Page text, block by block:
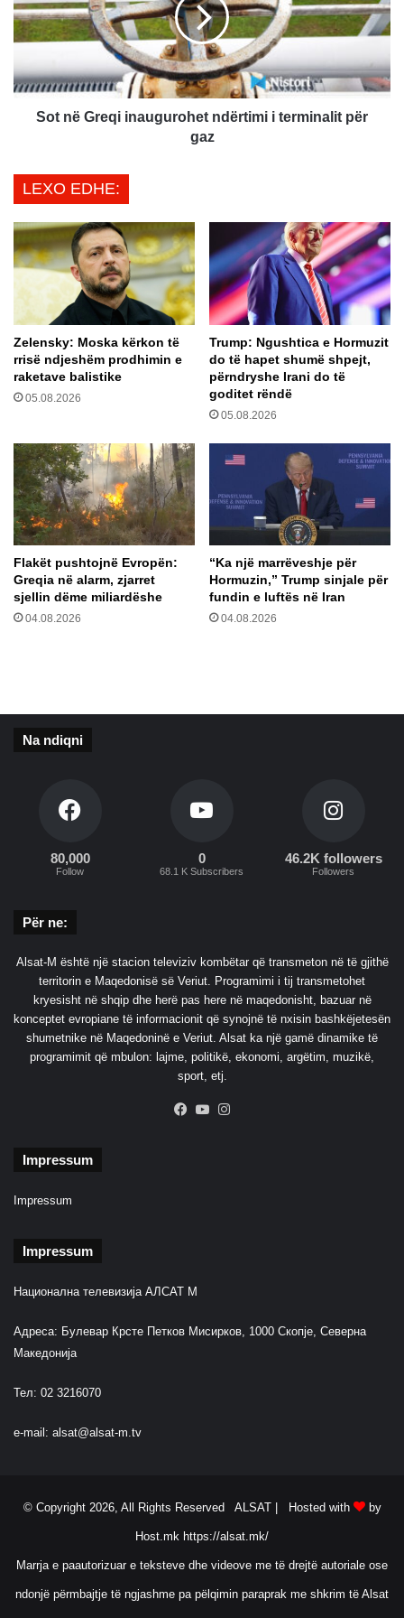
g
a
h
o
p
p
a
q
n
ë
U
k
r
n
ë
ë
G
e
q
a
u
r
o
t
n
d
ë
r
m
i
t
e
m
n
Sot në Greqi inaugurohet ndërtimi i terminalit për
gaz
LEXO EDHE:
Zelensky: Moska kërkon të
rrisë ndjeshëm prodhimin e
raketave balistike
05.08.2026
Trump: Ngushtica e Hormuzit
do të hapet shumë shpejt,
përndryshe Irani do të
goditet rëndë
05.08.2026
Flakët pushtojnë Evropën:
Greqia në alarm, zjarret
sjellin dëme miliardëshe
04.08.2026
“Ka një marrëveshje për
Hormuzin,” Trump sinjale për
fundin e luftës në Iran
04.08.2026
Na ndiqni
80,000
Follow
0
68.1 K Subscribers
46.2K followers
Followers
Për ne:
Alsat-M është një stacion televiziv kombëtar që transmeton në të gjithë
territorin e Maqedonisë së Veriut. Programimi i tij transmetohet
kryesisht në shqip dhe herë pas here në maqedonisht, bazuar në
konceptet evropiane të informacionit që synojnë të nxisin bashkëjetesën
shumetnike në Maqedoninë e Veriut. Alsat ka një gamë dinamike të
programimit që mbulon: lajme, politikë, ekonomi, argëtim, muzikë,
sport, etj.
Facebook
YouTube
Impressum
Impressum
Impressum
Национална телевизија АЛСАТ М
Адреса: Булевар Крсте Петков Мисирков, 1000 Скопје, Северна
Македонија
Тел: 02 3216070
e-mail: alsat@alsat-m.tv
© Copyright 2026, All Rights Reserved ALSAT | Hosted with by
Host.mk https://alsat.mk/
Marrja e paautorizuar e teksteve dhe videove me të drejtë autoriale ose
ndonjë përmbajtje të ngjashme pa pëlqimin paraprak me shkrim të Alsat